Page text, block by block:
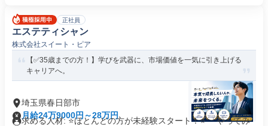
正社員
エステティシャン
株式会社スイート・ピア
【✅35歳までの方！】学びを武器に、市場価値を一気に引き上げる
キャリアへ。
埼玉県春日部市
月給24万9000円～28万円
求める人材: ⭐ほとんどの方が未経験スタート！⭐ 「やってみ